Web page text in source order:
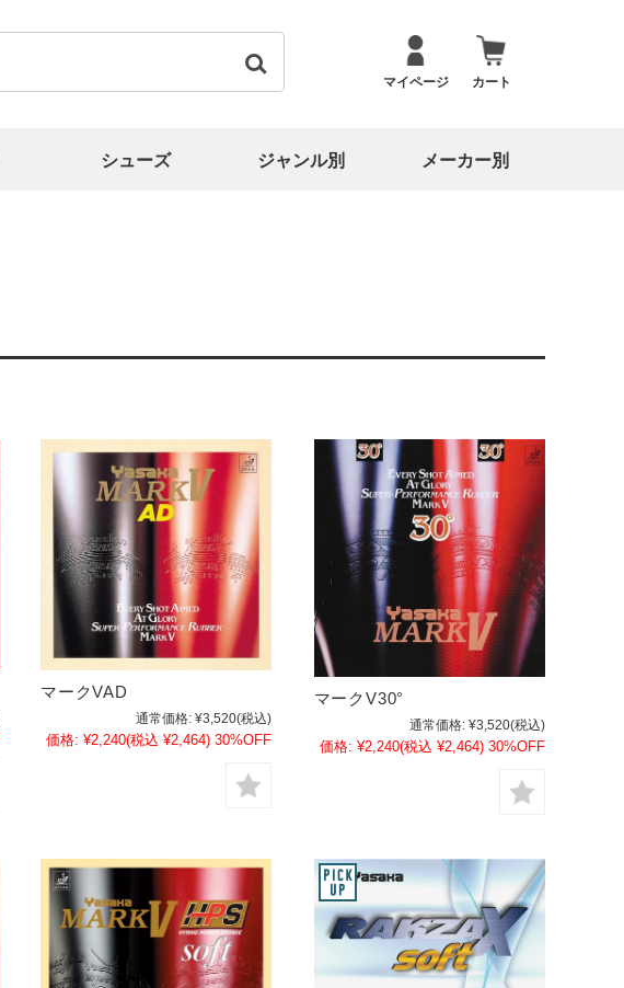
マイページ カート
シューズ ジャンル別 メーカー別
マークVAD
通常価格: ¥3,520(税込)
価格: ¥2,240(税込 ¥2,464) 30%OFF
マークV30°
通常価格: ¥3,520(税込)
価格: ¥2,240(税込 ¥2,464) 30%OFF